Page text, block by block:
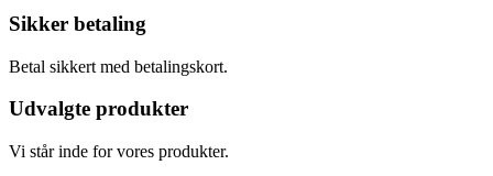
Sikker betaling
Betal sikkert med betalingskort.
Udvalgte produkter
Vi står inde for vores produkter.